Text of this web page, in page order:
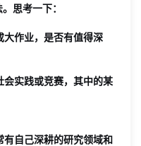
思考一下：
大作业，是否有值得深
会实践或竞赛，其中的某
有自己深耕的研究领域和